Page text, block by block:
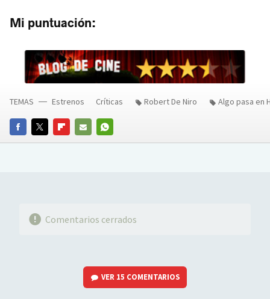
Mi puntuación:
FACEBOOKTWITTERFLIPBOARD
E-
WHATSAPP
TEMAS Estrenos Críticas Robert De Niro Algo pasa en
Comentarios cerrados
VER 15 COMENTARIOS